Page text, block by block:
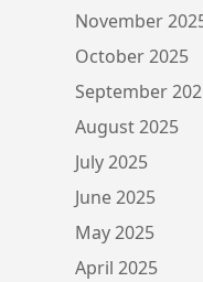
November
October 2025
September
August 2025
July 2025
June 2025
May 2025
April 2025